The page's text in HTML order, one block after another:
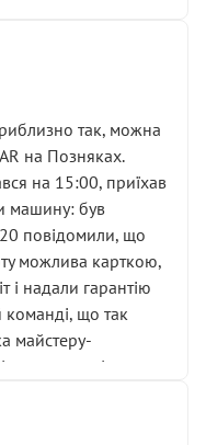
на техніці,
а як максимум —
елементарних
Раніше міняв у
хороше
гайок під
“старі гайки, які
( надіюсь
вже не
саме її цей сервіс
так, можна
на Позняках.
на 15:00, приїхав
машину: був
повідомили, що
можлива карткою,
і надали гарантію
команді, що так
майстеру-
та по суті.